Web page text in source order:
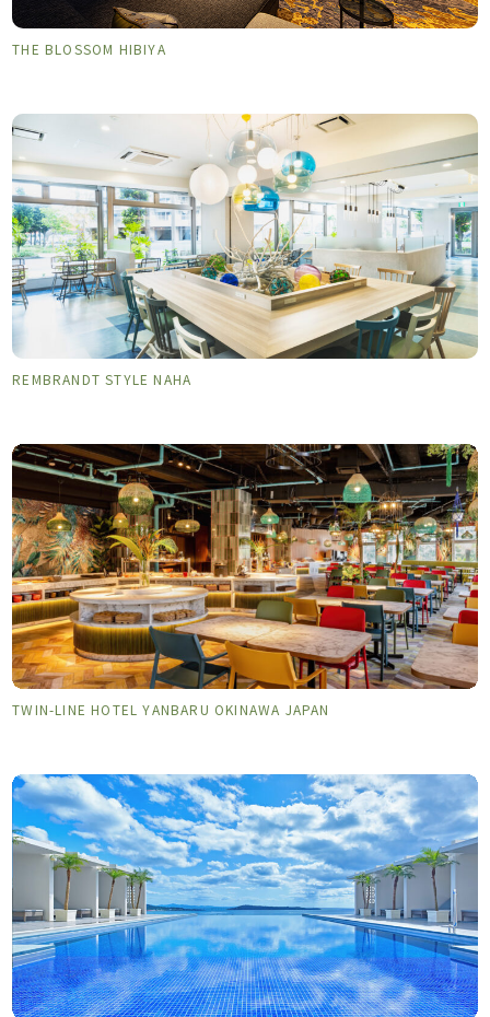
THE BLOSSOM HIBIYA
REMBRANDT STYLE NAHA
TWIN-LINE HOTEL YANBARU OKINAWA JAPAN